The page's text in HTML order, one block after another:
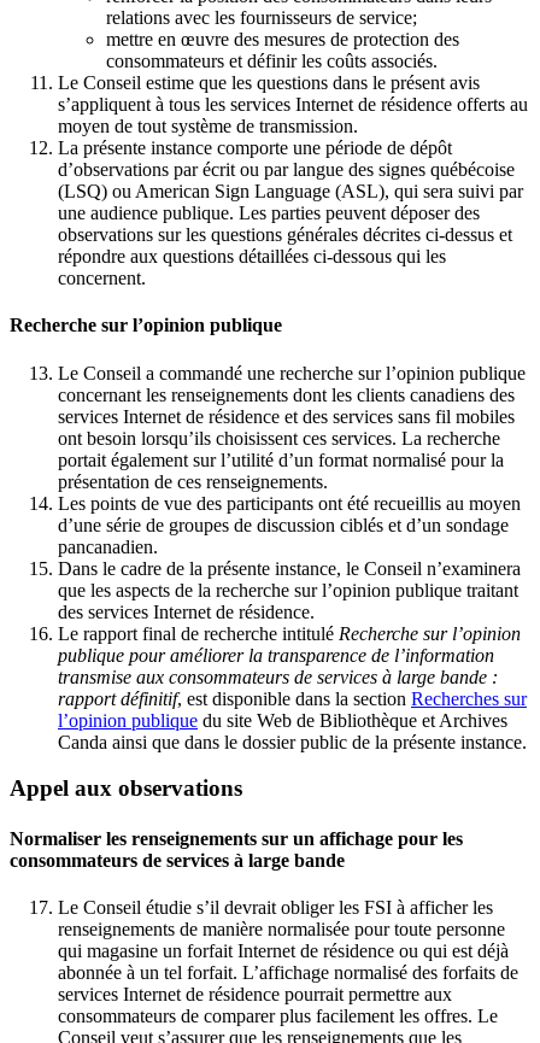
relations avec les fournisseurs de service;
mettre en œuvre des mesures de protection des
consommateurs et définir les coûts associés.
Le Conseil estime que les questions dans le présent avis
s’appliquent à tous les services Internet de résidence offerts au
moyen de tout système de transmission.
La présente instance comporte une période de dépôt
d’observations par écrit ou par langue des signes québécoise
(LSQ) ou American Sign Language (ASL), qui sera suivi par
une audience publique. Les parties peuvent déposer des
observations sur les questions générales décrites ci-dessus et
répondre aux questions détaillées ci-dessous qui les
concernent.
Recherche sur l’opinion publique
Le Conseil a commandé une recherche sur l’opinion publique
concernant les renseignements dont les clients canadiens des
services Internet de résidence et des services sans fil mobiles
ont besoin lorsqu’ils choisissent ces services. La recherche
portait également sur l’utilité d’un format normalisé pour la
présentation de ces renseignements.
Les points de vue des participants ont été recueillis au moyen
d’une série de groupes de discussion ciblés et d’un sondage
pancanadien.
Dans le cadre de la présente instance, le Conseil n’examinera
que les aspects de la recherche sur l’opinion publique traitant
des services Internet de résidence.
Le rapport final de recherche intitulé Recherche sur l’opinion
publique pour améliorer la transparence de l’information
transmise aux consommateurs de services à large bande :
rapport définitif, est disponible dans la section Recherches sur
l’opinion publique du site Web de Bibliothèque et Archives
Canda ainsi que dans le dossier public de la présente instance.
Appel aux observations
Normaliser les renseignements sur un affichage pour les
consommateurs de services à large bande
Le Conseil étudie s’il devrait obliger les FSI à afficher les
renseignements de manière normalisée pour toute personne
qui magasine un forfait Internet de résidence ou qui est déjà
abonnée à un tel forfait. L’affichage normalisé des forfaits de
services Internet de résidence pourrait permettre aux
consommateurs de comparer plus facilement les offres. Le
Conseil veut s’assurer que les renseignements que les